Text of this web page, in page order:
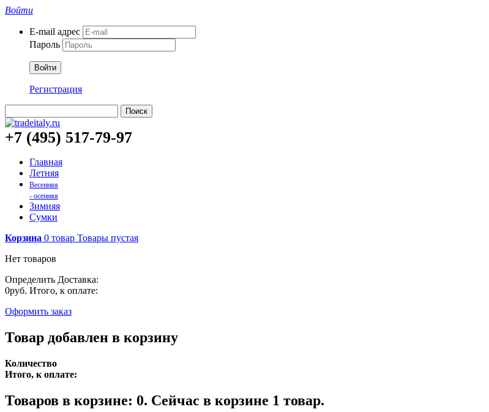
Войти
E-mail адрес
Пароль
Войти
Регистрация
Поиск
+7 (495) 517-79-97
Главная
Летняя
Весенняя
- осенняя
Зимняя
Сумки
Корзина 0 товар Товары пустая
Нет товаров
Определить Доставка:
0руб. Итого, к оплате:
Оформить заказ
Товар добавлен в корзину
Количество
Итого, к оплате:
Товаров в корзине: 0. Сейчас в корзине 1 товар.